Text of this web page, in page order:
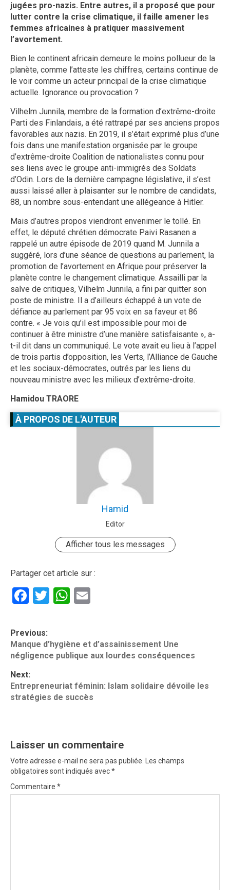
jugées pro-nazis. Entre autres, il a proposé que pour
lutter contre la crise climatique, il faille amener les
femmes africaines à pratiquer massivement
l’avortement.
Bien le continent africain demeure le moins pollueur de la
planète, comme l’atteste les chiffres, certains continue de
le voir comme un acteur principal de la crise climatique
actuelle. Ignorance ou provocation ?
Vilhelm Junnila, membre de la formation d’extrême-droite
Parti des Finlandais, a été rattrapé par ses anciens propos
favorables aux nazis. En 2019, il s’était exprimé plus d’une
fois dans une manifestation organisée par le groupe
d’extrême-droite Coalition de nationalistes connu pour
ses liens avec le groupe anti-immigrés des Soldats
d’Odin. Lors de la dernière campagne législative, il s’est
aussi laissé aller à plaisanter sur le nombre de candidats,
88, un nombre sous-entendant une allégeance à Hitler.
Mais d’autres propos viendront envenimer le tollé. En
effet, le député chrétien démocrate Paivi Rasanen a
rappelé un autre épisode de 2019 quand M. Junnila a
suggéré, lors d’une séance de questions au parlement, la
promotion de l’avortement en Afrique pour préserver la
planète contre le changement climatique. Assailli par la
salve de critiques, Vilhelm Junnila, a fini par quitter son
poste de ministre. Il a d’ailleurs échappé à un vote de
défiance au parlement par 95 voix en sa faveur et 86
contre. « Je vois qu’il est impossible pour moi de
continuer à être ministre d’une manière satisfaisante », a-
t-il dit dans un communiqué. Le vote avait eu lieu à l’appel
de trois partis d’opposition, les Verts, l’Alliance de Gauche
et les sociaux-démocrates, outrés par les liens du
nouveau ministre avec les milieux d’extrême-droite.
Hamidou TRAORE
À PROPOS DE L'AUTEUR
Hamid
Editor
Afficher tous les messages
Partager cet article sur :
Facebook
TwitterWhatsApp
P
o
s
t
n
i
g
a
t
Previous:
Manque d’hygiène et d’assainissement Une
négligence publique aux lourdes conséquences
Next:
Entrepreneuriat féminin: Islam solidaire dévoile les
stratégies de succès
Laisser un commentaire
Votre adresse e-mail ne sera pas publiée.
Les champs
obligatoires sont indiqués avec*
Commentaire *